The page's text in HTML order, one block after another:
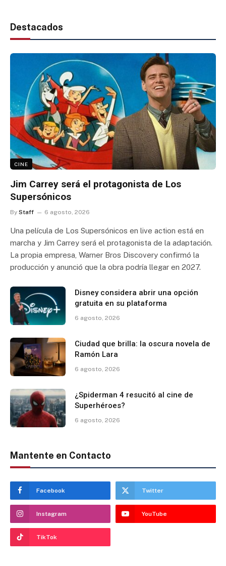
Destacados
CINE
Jim Carrey será el protagonista de Los
Supersónicos
By Staff 6 agosto, 2026
Una película de Los Supersónicos en live action está en
marcha y Jim Carrey será el protagonista de la adaptación.
La propia empresa, Warner Bros Discovery confirmó la
producción y anunció que la obra podría llegar en 2027.
Disney considera abrir una opción
gratuita en su plataforma
6 agosto, 2026
Ciudad que brilla: la oscura novela de
Ramón Lara
6 agosto, 2026
¿Spiderman 4 resucitó al cine de
Superhéroes?
6 agosto, 2026
Mantente en Contacto
Facebook Twitter
Instagram YouTube
TikTok